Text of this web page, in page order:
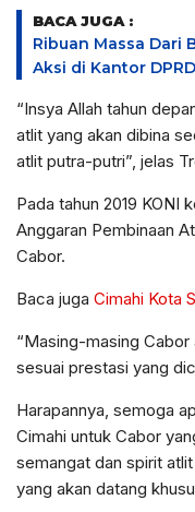
BACA JUGA :
Ribuan Massa Dari
Aksi di Kantor
“Insya Allah tahun
atlit yang akan dibina
atlit putra-putri”, jelas
Pada tahun 2019 KONI
Anggaran Pembinaan
Cabor.
Baca juga Cimahi Kota
“Masing-masing Cabor
sesuai prestasi yang
Harapannya, semoga
Cimahi untuk Cabor
semangat dan spirit
yang akan datang